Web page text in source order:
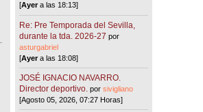
[Ayera las 18:13]
Re: Pre Temporada del Sevilla,
durante la tda. 2026-27 por
asturgabriel
[Ayera las 18:08]
JOSÉ IGNACIO NAVARRO.
Director deportivo. porsivigliano
[Agosto 05, 2026, 07:27 Horas]